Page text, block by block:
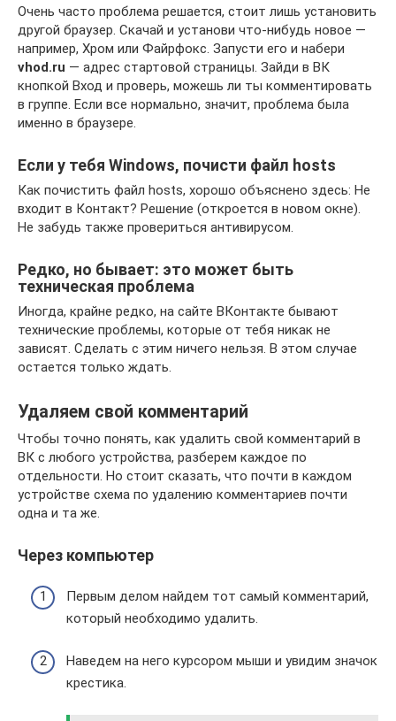
Очень часто проблема решается, стоит лишь установить
другой браузер. Скачай и установи что-нибудь новое —
например, Хром или Файрфокс. Запусти его и набери
vhod.ru — адрес стартовой страницы. Зайди в ВК
кнопкой Вход и проверь, можешь ли ты комментировать
в группе. Если все нормально, значит, проблема была
именно в браузере.
Если у тебя Windows, почисти файл hosts
Как почистить файл hosts, хорошо объяснено здесь: Не
входит в Контакт? Решение (откроется в новом окне).
Не забудь также провериться антивирусом.
Редко, но бывает: это может быть
техническая проблема
Иногда, крайне редко, на сайте ВКонтакте бывают
технические проблемы, которые от тебя никак не
зависят. Сделать с этим ничего нельзя. В этом случае
остается только ждать.
Удаляем свой комментарий
Чтобы точно понять, как удалить свой комментарий в
ВК с любого устройства, разберем каждое по
отдельности. Но стоит сказать, что почти в каждом
устройстве схема по удалению комментариев почти
одна и та же.
Через компьютер
Первым делом найдем тот самый комментарий,
который необходимо удалить.
Наведем на него курсором мыши и увидим значок
крестика.